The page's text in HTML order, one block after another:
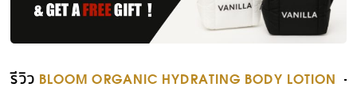
รีวิว BLOOM ORGANIC HYDRATING BODY LOTION